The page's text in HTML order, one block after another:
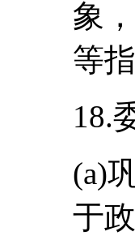
象
等
18.
(a)
于